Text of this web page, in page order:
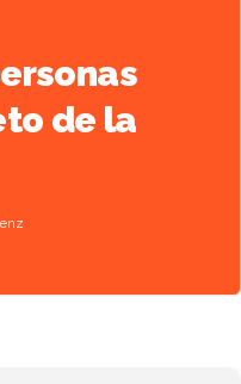
de la